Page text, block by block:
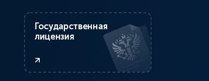
Государственная
лицензия